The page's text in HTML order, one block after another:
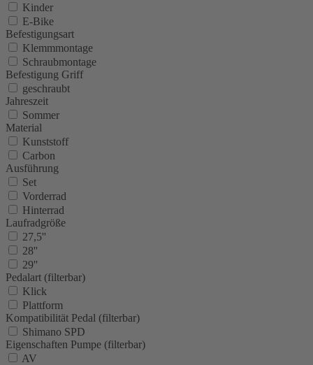
Kinder
E-Bike
Befestigungsart
Klemmmontage
Schraubmontage
Befestigung Griff
geschraubt
Jahreszeit
Sommer
Material
Kunststoff
Carbon
Ausführung
Set
Vorderrad
Hinterrad
Laufradgröße
27,5''
28''
29''
Pedalart (filterbar)
Klick
Plattform
Kompatibilität Pedal (filterbar)
Shimano SPD
Eigenschaften Pumpe (filterbar)
AV